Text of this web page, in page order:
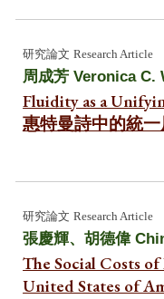
研究論文 Research Article
周成芳 Veronica C.
Fluidity as a
惠特曼詩中的統一
研究論文 Research Article
張慶輝、胡德偉
The Social Costs
United States of